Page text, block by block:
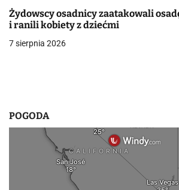
u
Żydowscy osadnicy zaatakowali
i ranili kobiety z dziećmi
7 sierpnia 2026
POGODA